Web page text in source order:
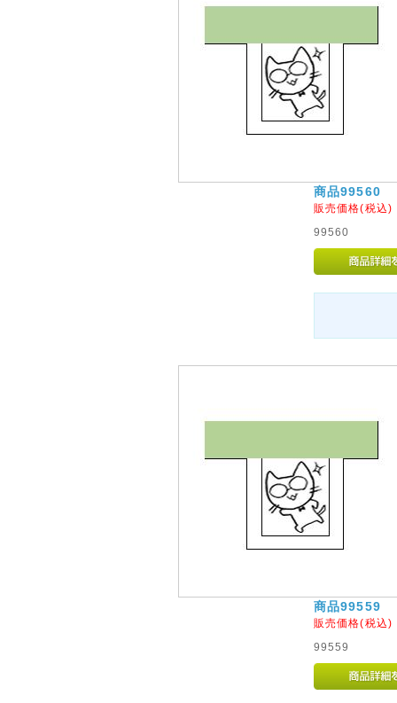
商品99560
販売価格(税込
99560
商品99559
販売価格(税込
99559